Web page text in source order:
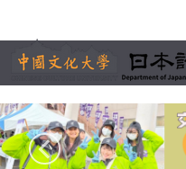
主
內
容
區